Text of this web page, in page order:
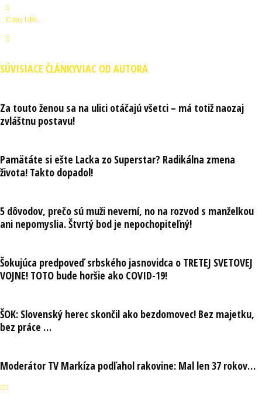
Copy URL
SÚVISIACE ČLÁNKYVIAC OD AUTORA
Za touto ženou sa na ulici otáčajú všetci – má totiž naozaj
zvláštnu postavu!
Pamätáte si ešte Lacka zo Superstar? Radikálna zmena
života! Takto dopadol!
5 dôvodov, prečo sú muži neverní, no na rozvod s manželkou
ani nepomyslia. Štvrtý bod je nepochopiteľný!
Šokujúca predpoveď srbského jasnovidca o TRETEJ SVETOVEJ
VOJNE! TOTO bude horšie ako COVID-19!
ŠOK: Slovenský herec skončil ako bezdomovec! Bez majetku,
bez práce …
Moderátor TV Markíza podľahol rakovine: Mal len 37 rokov…